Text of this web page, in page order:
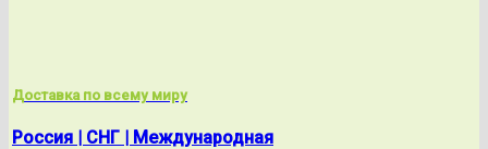
Доставка по всему миру
Россия | СНГ | Международная